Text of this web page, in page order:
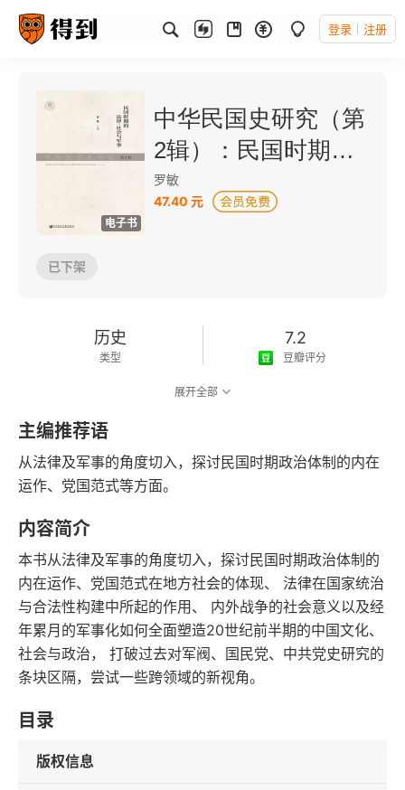
登录 注册
电子书
中华民国史研究（第
2辑）：民国时期的
法律、社会与军事
罗敏
47.40 元
已下架
历史
类型
7.2
豆瓣评分
2016-10-01
发行日期
展开全部
主编推荐语
从法律及军事的角度切入，探讨民国时期政治体制的内在
运作、党国范式等方面。
内容简介
本书从法律及军事的角度切入，探讨民国时期政治体制的
内在运作、党国范式在地方社会的体现、 法律在国家统治
与合法性构建中所起的作用、 内外战争的社会意义以及经
年累月的军事化如何全面塑造20世纪前半期的中国文化、
社会与政治， 打破过去对军阀、国民党、中共党史研究的
条块区隔，尝试一些跨领域的新视角。
目录
版权信息